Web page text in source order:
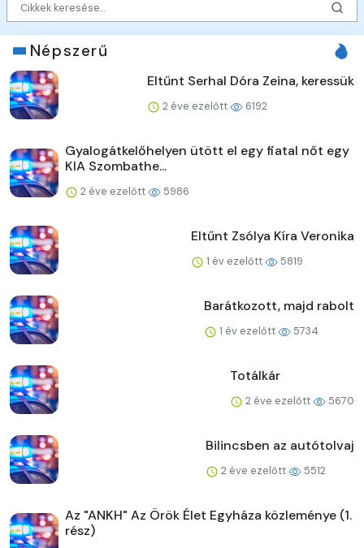
Népszerű
Eltűnt Serhal Dóra Zeina, keressük
2 éve ezelőtt 6192
Gyalogátkelőhelyen ütött el egy fiatal nőt egy
KIA Szombathe...
2 éve ezelőtt 5986
Eltűnt Zsólya Kíra Veronika
1 év ezelőtt 5819
Barátkozott, majd rabolt
1 év ezelőtt 5734
Totálkár
2 éve ezelőtt 5670
Bilincsben az autótolvaj
2 éve ezelőtt 5512
Az "ANKH" Az Örök Élet Egyháza közleménye (1.
rész)